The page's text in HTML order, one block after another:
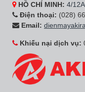
HỒ CHÍ MINH: 4/
Điện thoại: (028)
Email:
Khiếu nại dịch vụ: